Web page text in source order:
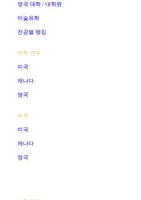
영국 대학 / 대학원
미술유학
전공별 랭킹
어학 연수
미국
캐나다
영국
비자
미국
캐나다
영국